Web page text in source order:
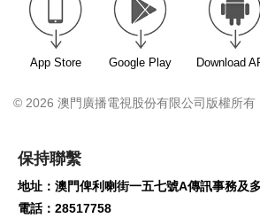
App Store Google Play Download
© 2026 澳門廣播電視股份有限公司版權所有
保持聯繫
地址：澳門俾利喇街一五七號A傳訊事務及
電話：28517758